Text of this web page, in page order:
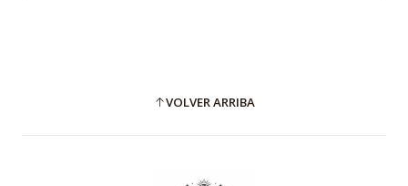
VOLVER ARRIBA